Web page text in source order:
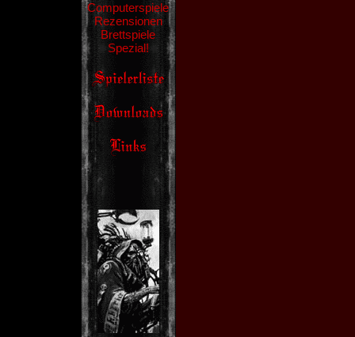
Computerspiele
Rezensionen
Brettspiele
Spezial!